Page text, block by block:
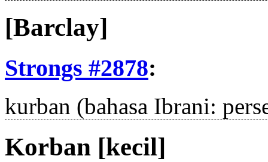
[Barclay]
Strongs #2878:
kurban (bahasa Ibrani:
Korban [kecil]